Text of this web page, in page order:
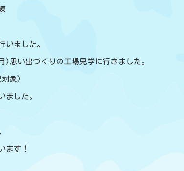
いました。
)思い出づくりの工場見学に行きました。
象)
した。
ます！